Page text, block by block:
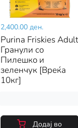
2,400.00 ден.
Purina Friskies Adult
Гранули со
Пилешко и
зеленчук [Вреќа
10кг]
Додај во